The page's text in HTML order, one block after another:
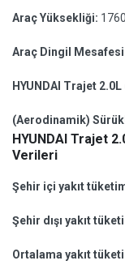
Araç Yüksekliği:
Araç Dingil
HYUNDAI Trajet
(Aerodinamik)
HYUNDAI Trajet
Verileri
Şehir içi yakıt
Şehir dışı yakıt
Ortalama yakıt